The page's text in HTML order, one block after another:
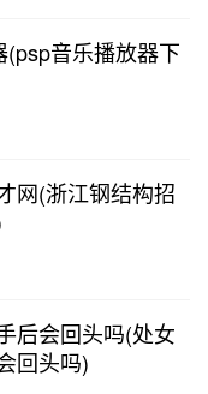
音乐播放器下
网(浙江钢结构招
后会回头吗(处女
回头吗)